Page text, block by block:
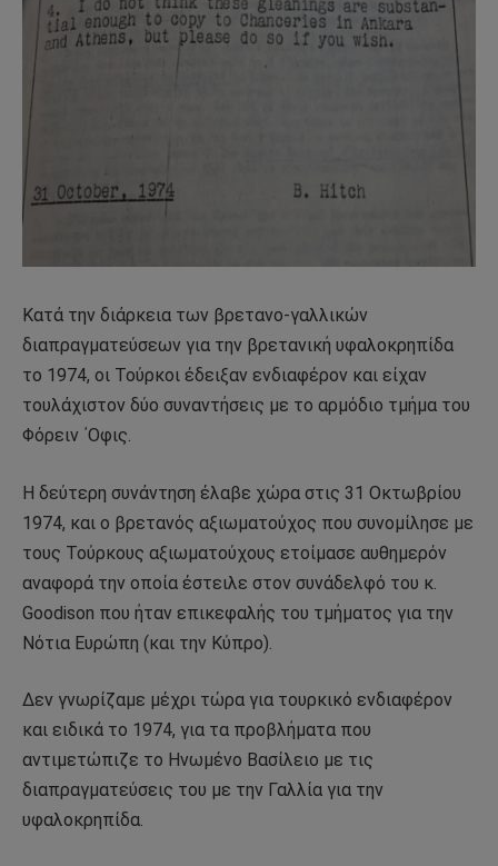
Κατά την διάρκεια των βρετανο-γαλλικών
διαπραγματεύσεων για την βρετανική υφαλοκρηπίδα
το 1974, οι Τούρκοι έδειξαν ενδιαφέρον και είχαν
τουλάχιστον δύο συναντήσεις με το αρμόδιο τμήμα του
Φόρειν ΄Οφις.
Η δεύτερη συνάντηση έλαβε χώρα στις 31 Οκτωβρίου
1974, και ο βρετανός αξιωματούχος που συνομίλησε με
τους Τούρκους αξιωματούχους ετοίμασε αυθημερόν
αναφορά την οποία έστειλε στον συνάδελφό του κ.
Goodison που ήταν επικεφαλής του τμήματος για την
Νότια Ευρώπη (και την Κύπρο).
Δεν γνωρίζαμε μέχρι τώρα για τουρκικό ενδιαφέρον
και ειδικά το 1974, για τα προβλήματα που
αντιμετώπιζε το Ηνωμένο Βασίλειο με τις
διαπραγματεύσεις του με την Γαλλία για την
υφαλοκρηπίδα.